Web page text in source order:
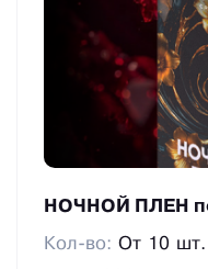
НОЧНОЙ ПЛЕН
Кол-во:От 10 шт.